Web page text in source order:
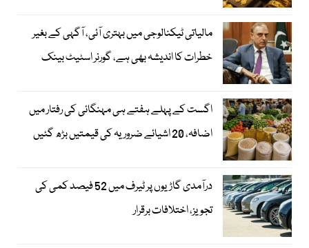
مالیاتی ٹیکنالوجی میں بہتری آئی، آگہی کے بغیر
خطرات کا اندیشہ بھی ہے، گورنر اسٹیٹ بینک
اگست کے پہلے ہفتے ہی مہنگائی کی رفتار میں
اضافہ، 20 اشیائے ضروریہ کی قیمتیں بڑھ گئیں
درآمدی گاڑیوں پر ٹیرف میں 52 فیصد کمی کی
تجویز، اختلافات برقرار